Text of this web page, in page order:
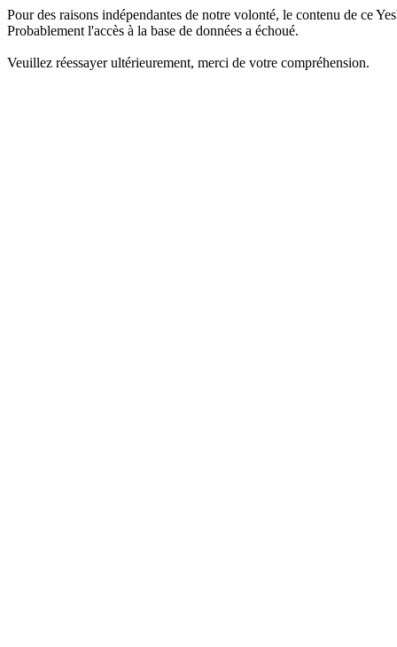
Pour des raisons indépendantes de notre volonté, le contenu de ce
Probablement l'accès à la base de données a échoué.
Veuillez réessayer ultérieurement, merci de votre compréhension.